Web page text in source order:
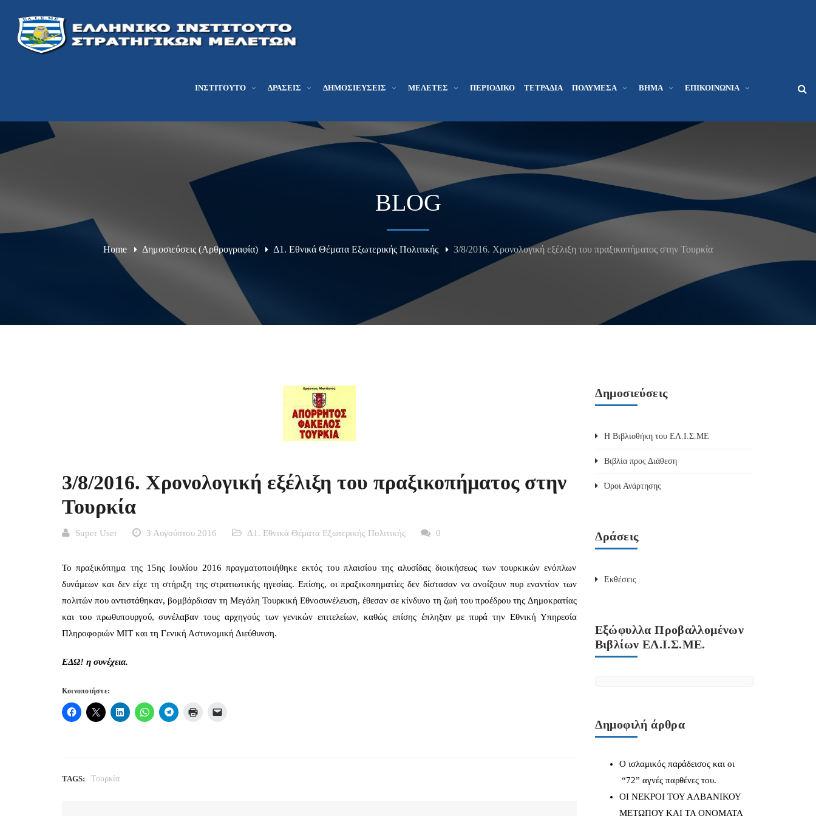
ΙΝΣΤΙΤΟΎΤΟ ΔΡΆΣΕΙΣ ΔΗΜΟΣΙΕΎΣΕΙΣ ΜΕΛΕΤΕΣ ΠΕΡΙΟΔΙΚΌ ΤΕΤΡΆΔΙΑ ΠΟΛΥΜΈΣΑ ΒΉΜΑ ΕΠΙΚΟΙΝΩΝΊΑ
BLOG
Home Δημοσιεύσεις (Αρθρογραφία) Δ1. Εθνικά Θέματα Εξωτερικής Πολιτικής 3/8/2016. Χρονολογική εξέλιξη του πραξικοπήματος στην Τουρκία
3/8/2016. Χρονολογική εξέλιξη του πραξικοπήματος στην
Τουρκία
Super User 3 Αυγούστου 2016 Δ1. Εθνικά Θέματα Εξωτερικής Πολιτικής 0
Το πραξικόπημα της 15ης Ιουλίου 2016 πραγματοποιήθηκε εκτός του πλαισίου της αλυσίδας διοικήσεως των τουρκικών ενόπλων
δυνάμεων και δεν είχε τη στήριξη της στρατιωτικής ηγεσίας. Επίσης, οι πραξικοπηματίες δεν δίστασαν να ανοίξουν πυρ εναντίον των
πολιτών που αντιστάθηκαν, βομβάρδισαν τη Μεγάλη Τουρκική Εθνοσυνέλευση, έθεσαν σε κίνδυνο τη ζωή του προέδρου της Δημοκρατίας
και του πρωθυπουργού, συνέλαβαν τους αρχηγούς των γενικών επιτελείων, καθώς επίσης έπληξαν με πυρά την Εθνική Υπηρεσία
Πληροφοριών ΜΙΤ και τη Γενική Αστυνομική Διεύθυνση.
ΕΔΩ! η συνέχεια.
Κοινοποιήστε:
TAGS: Τουρκία
Δημοσιεύσεις
Η Βιβλιοθήκη του ΕΛ.Ι.Σ.ΜΕ
Βιβλία προς Διάθεση
Όροι Ανάρτησης
Δράσεις
Εκθέσεις
Εξώφυλλα Προβαλλομένων
Βιβλίων ΕΛ.Ι.Σ.ΜΕ.
Δημοφιλή άρθρα
Ο ισλαμικός παράδεισος και οι
“72” αγνές παρθένες του.
ΟΙ ΝΕΚΡΟΙ ΤΟΥ ΑΛΒΑΝΙΚΟΥ
ΜΕΤΩΠΟΥ ΚΑΙ ΤΑ ΟΝΟΜΑΤΑ